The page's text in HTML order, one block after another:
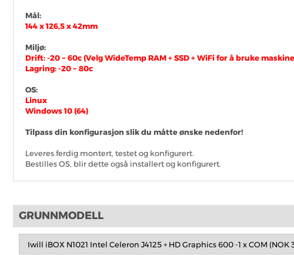
Mål:
144 x 126,5 x 42mm
Miljø:
Drift: -20 ~ 60c(Velg WideTemp RAM + SSD + WiFi for å bruke
Lagring: -20 ~ 80c
OS:
Linux
Windows 10 (64)
Tilpass din konfigurasjon slik du måtte ønske nedenfor!
Leveres ferdig montert, testet og konfigurert.
Bestilles OS, blir dette også installert og konfigurert.
SKRIV OMTALE
Det er for tiden ingen produktomtaler. Bli den første til å omtale produktet
GRUNNMODELL